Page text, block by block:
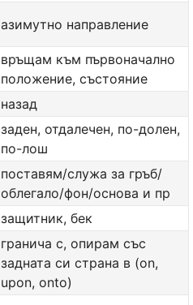
азимутно направление
връщам към първоначално
положение, състояние
назад
заден, отдалечен, по-долен,
по-лош
поставям/служа за гръб/
облегало/фон/основа и пр
защитник, бек
гранича с, опирам със
задната си страна в (on,
upon, onto)